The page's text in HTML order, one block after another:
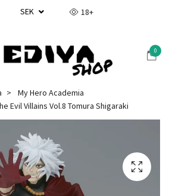
SEK 18+
0
My Hero Academia
Evil Villains Vol.8 Tomura Shigaraki